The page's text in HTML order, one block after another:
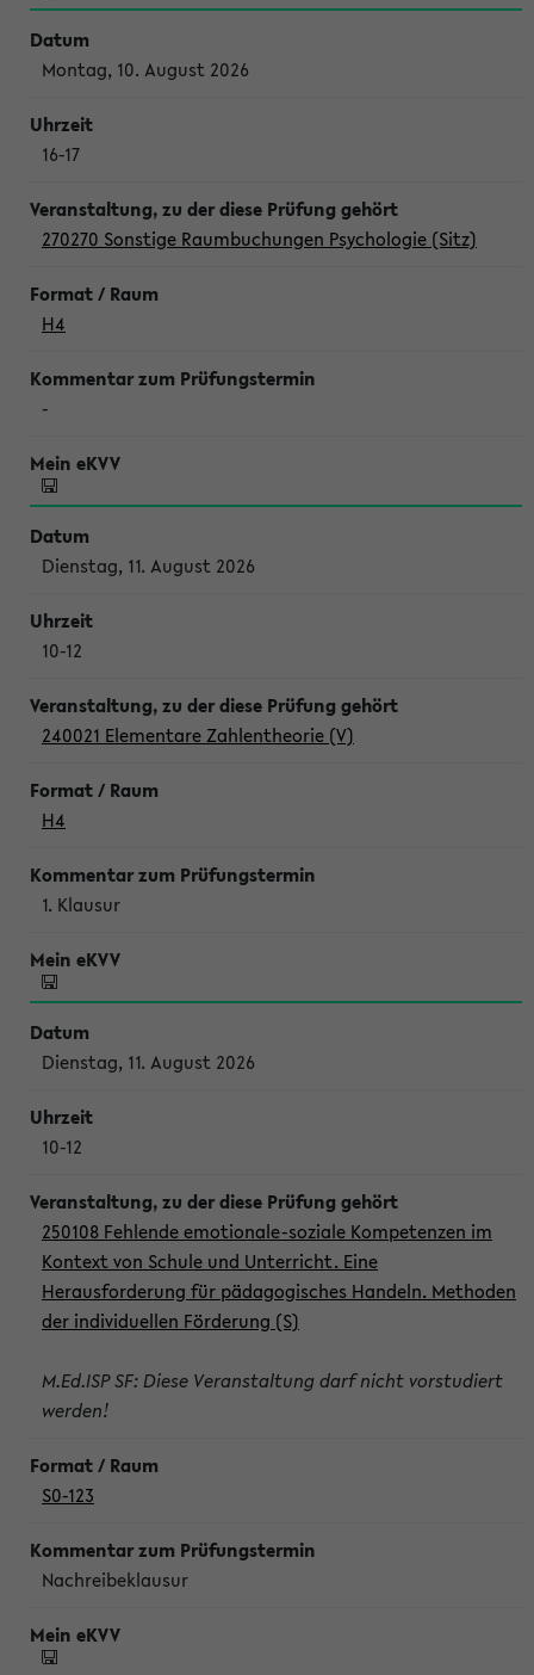
Montag, 10. August 2026
16-17
270270 Sonstige Raumbuchungen Psychologie (Sitz)
H4
-
Dienstag, 11. August 2026
10-12
240021 Elementare Zahlentheorie (V)
H4
1. Klausur
Dienstag, 11. August 2026
10-12
250108 Fehlende emotionale-soziale Kompetenzen im
Kontext von Schule und Unterricht. Eine
Herausforderung für pädagogisches Handeln. Methoden
der individuellen Förderung (S)
M.Ed.ISP SF: Diese Veranstaltung darf nicht vorstudiert
werden!
S0-123
Nachreibeklausur